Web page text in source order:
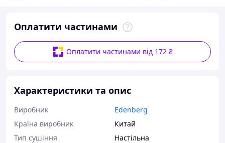
Оплатити частинами
Оплатити частинами від 172 ₴
Характеристики та опис
Виробник
Edenberg
Країна виробник
Китай
Тип сушіння
Настільна